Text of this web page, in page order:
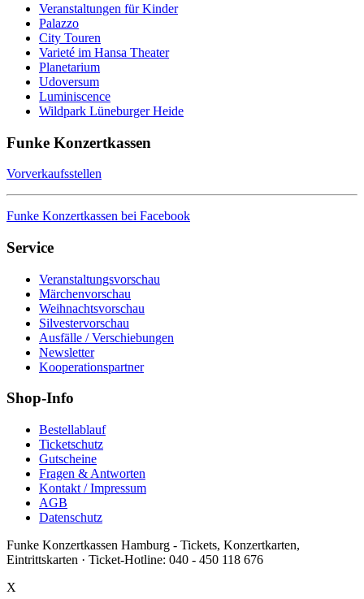
Veranstaltungen für Kinder
Palazzo
City Touren
Varieté im Hansa Theater
Planetarium
Udoversum
Luminiscence
Wildpark Lüneburger Heide
Funke Konzertkassen
Vorverkaufsstellen
Funke Konzertkassen bei Facebook
Service
Veranstaltungsvorschau
Märchenvorschau
Weihnachtsvorschau
Silvestervorschau
Ausfälle / Verschiebungen
Newsletter
Kooperationspartner
Shop-Info
Bestellablauf
Ticketschutz
Gutscheine
Fragen & Antworten
Kontakt / Impressum
AGB
Datenschutz
Funke Konzertkassen Hamburg - Tickets, Konzertkarten,
Eintrittskarten · Ticket-Hotline: 040 - 450 118 676
X